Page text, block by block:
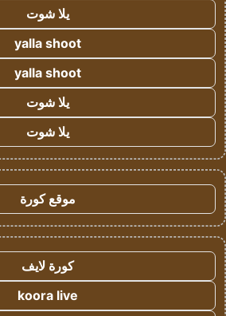
يلا شوت
yalla shoot
yalla shoot
يلا شوت
يلا شوت
موقع كورة
كورة لايف
koora live